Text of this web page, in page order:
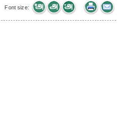
Font size: